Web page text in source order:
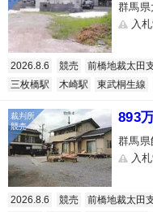
群馬県
入
2026.8.6 競売 前橋地裁太田
三枚橋駅
木崎駅 東武桐生線
893
群馬県
入
2026.8.6 競売 前橋地裁太田